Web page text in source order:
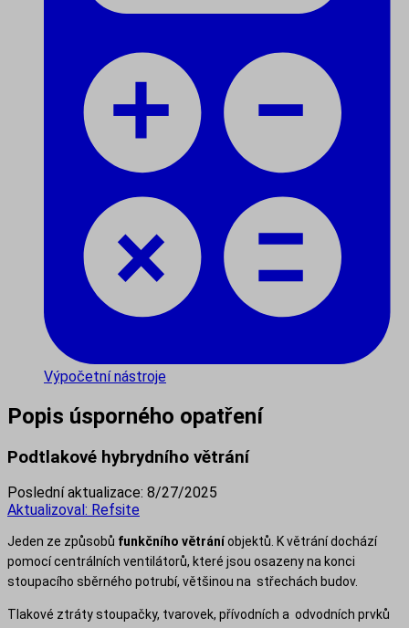
Výpočetní nástroje
Popis úsporného opatření
Podtlakové hybrydního větrání
Poslední aktualizace: 8/27/2025
Aktualizoval: Refsite
Jeden ze způsobů funkčního větráníobjektů. K větrání dochází
pomocí centrálních ventilátorů, které jsou osazeny na konci
stoupacího sběrného potrubí, většinou na střechách budov.
Tlakové ztráty stoupačky, tvarovek, přívodních a odvodních prvků